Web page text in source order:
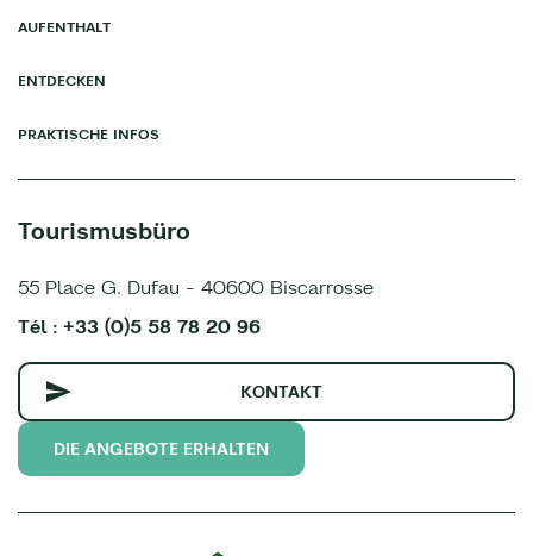
AUFENTHALT
ENTDECKEN
PRAKTISCHE INFOS
Tourismusbüro
55 Place G. Dufau - 40600 Biscarrosse
Tél : +33 (0)5 58 78 20 96
KONTAKT
DIE ANGEBOTE ERHALTEN